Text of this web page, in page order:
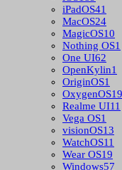
iPadOS41
MacOS24
MagicOS10
Nothing OS1
One UI62
OpenKylin1
OriginOS1
OxygenOS19
Realme UI11
Vega OS1
visionOS13
WatchOS11
Wear OS19
Windows57